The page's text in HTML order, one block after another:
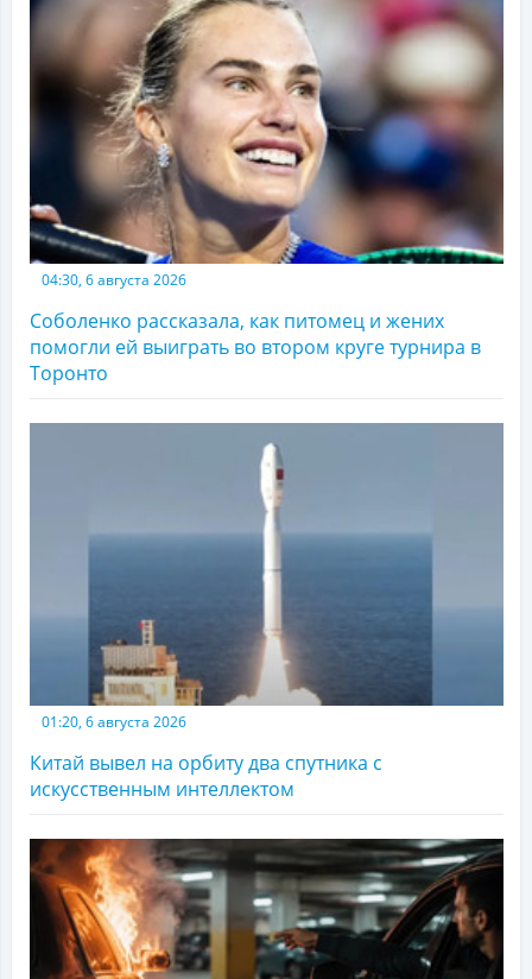
04:30, 6 августа 2026
Соболенко рассказала, как питомец и жених
помогли ей выиграть во втором круге турнира в
Торонто
01:20, 6 августа 2026
Китай вывел на орбиту два спутника с
искусственным интеллектом